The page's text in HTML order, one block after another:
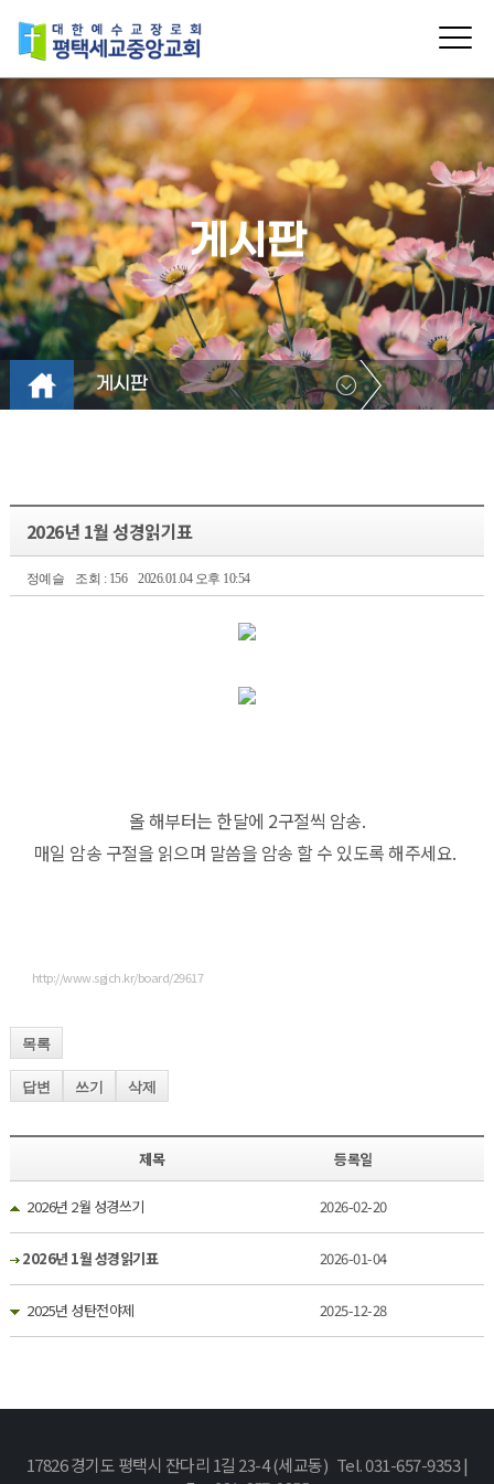
게시판
게시판
2026년 1월 성경읽기표
정예슬 조회 : 156 2026.01.04 오후 10:54
올 해부터는 한달에 2구절씩 암송.
매일 암송 구절을 읽으며 말씀을 암송 할 수 있도록 해주세요.
http://www.sgjch.kr/board/29617
목록
답변 쓰기 삭제
제목 등록일
2026년 2월 성경쓰기 2026-02-20
2026년 1월 성경읽기표 2026-01-04
2025년 성탄전야제 2025-12-28
17826 경기도 평택시 잔다리 1길 23-4 (세교동) Tel. 031-657-9353 |